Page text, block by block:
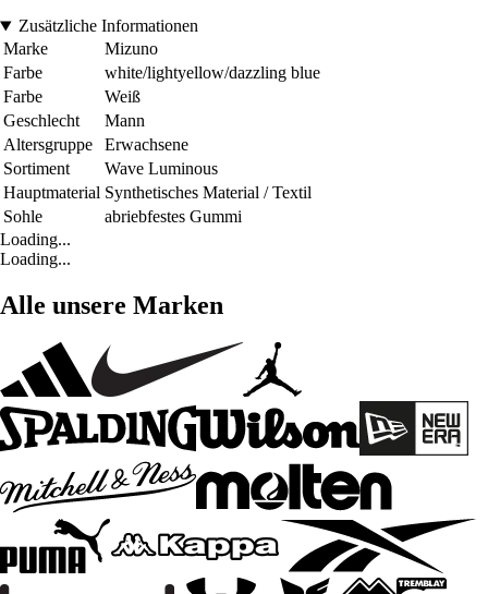
Zusätzliche Informationen
Marke
Mizuno
Farbe
white/lightyellow/dazzling blue
Farbe
Weiß
Geschlecht
Mann
Altersgruppe
Erwachsene
Sortiment
Wave Luminous
Hauptmaterial Synthetisches Material / Textil
Sohle
abriebfestes Gummi
Loading...
Loading...
Alle unsere Marken